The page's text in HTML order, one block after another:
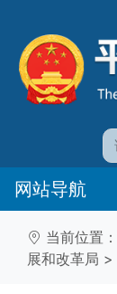
网站导航
当前位置：
展和改革局 >